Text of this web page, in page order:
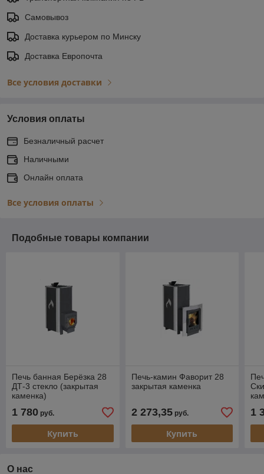
Самовывоз
Доставка курьером по Минску
Доставка Европочта
Все условия доставки
Условия оплаты
Безналичный расчет
Наличными
Онлайн оплата
Все условия оплаты
Подобные товары компании
Печь банная Берёзка 28
ДТ-3 стекло (закрытая
каменка)
1 780 руб.
Купить
Печь-камин Фаворит 28
закрытая каменка
2 273,35руб.
Купить
1
О нас